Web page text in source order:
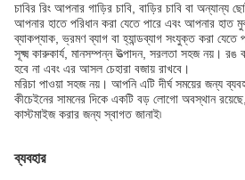
চাবির রিং আপনার গাড়ির চাবি, বাড়ির চাবি বা অন্যান্য
আপনার হাতে পরিধান করা যেতে পারে এবং আপনার হাত
ব্যাকপ্যাক, ভ্রমণ ব্যাগ বা হ্যান্ডব্যাগ সংযুক্ত করা যেতে
সূক্ষ্ম কারুকার্য, মানসম্পন্ন উত্পাদন, সরলতা সহজ নয়। রঙ
হবে না এবং এর আসল চেহারা বজায় রাখবে।
মরিচা পাওয়া সহজ নয়। আপনি এটি দীর্ঘ সময়ের জন্য
কীচেইনের সামনের দিকে একটি বড় লোগো অবস্থান
কাস্টমাইজ করার জন্য স্বাগত জানাই৷
ব্যবহার